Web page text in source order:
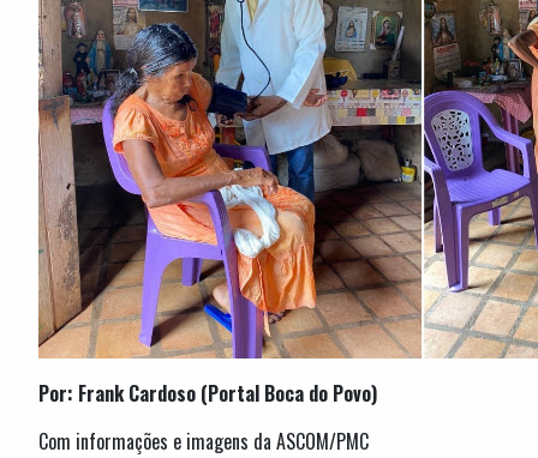
Por: Frank Cardoso (Portal Boca do Povo)
Com informações e imagens da ASCOM/PMC